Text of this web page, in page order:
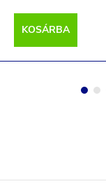
KOSÁRBA